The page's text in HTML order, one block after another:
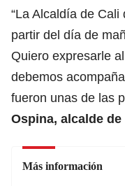
“La Alcaldía de
partir del día de
Quiero expresarle
debemos
fueron unas de las
Ospina, alcalde
Más información